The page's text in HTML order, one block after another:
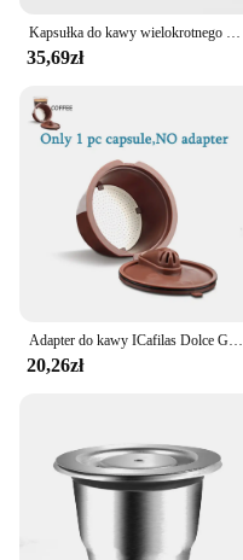
Kapsułka do kawy wielokrotnego użytku Bosch do ekspresu Tassimo BOSCH Kubek filtrujący do wielokrotnego napełniania Ekspres do espresso 60ml/180ml/200ml/220ml icafilas
35,69zł
Adapter do kawy ICafilas Dolce Gusto Adapter do kapsułek wielokrotnego użytku z akcesoriami do ekspresu do kawy Genio S Piccolo
20,26zł